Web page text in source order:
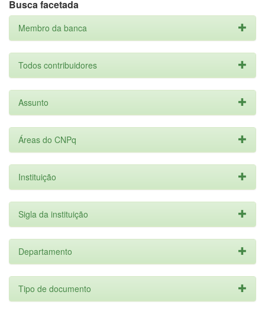
Busca facetada
Membro da banca
Todos contribuidores
Assunto
Áreas do CNPq
Instituição
Sigla da instituição
Departamento
Tipo de documento